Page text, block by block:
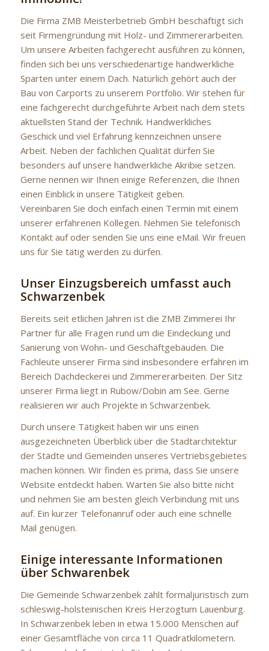
Die Firma ZMB Meisterbetrieb GmbH beschäftigt sich
seit Firmengründung mit Holz- und Zimmererarbeiten.
Um unsere Arbeiten fachgerecht ausführen zu können,
finden sich bei uns verschiedenartige handwerkliche
Sparten unter einem Dach. Natürlich gehört auch der
Bau von Carports zu unserem Portfolio. Wir stehen für
eine fachgerecht durchgeführte Arbeit nach dem stets
aktuellsten Stand der Technik. Handwerkliches
Geschick und viel Erfahrung kennzeichnen unsere
Arbeit. Neben der fachlichen Qualität dürfen Sie
besonders auf unsere handwerkliche Akribie setzen.
Gerne nennen wir Ihnen einige Referenzen, die Ihnen
einen Einblick in unsere Tätigkeit geben.
Vereinbaren Sie doch einfach einen Termin mit einem
unserer erfahrenen Kollegen. Nehmen Sie telefonisch
Kontakt auf oder senden Sie uns eine eMail. Wir freuen
uns für Sie tätig werden zu dürfen.
Unser Einzugsbereich umfasst auch
Schwarzenbek
Bereits seit etlichen Jahren ist die ZMB Zimmerei Ihr
Partner für alle Fragen rund um die Eindeckung und
Sanierung von Wohn- und Geschäftgebäuden. Die
Fachleute unserer Firma sind insbesondere erfahren im
Bereich Dachdeckerei und Zimmererarbeiten. Der Sitz
unserer Firma liegt in Rubow/Dobin am See. Gerne
realisieren wir auch Projekte in Schwarzenbek.
Durch unsere Tätigkeit haben wir uns einen
ausgezeichneten Überblick über die Stadtarchitektur
der Städte und Gemeinden unseres Vertriebsgebietes
machen können. Wir finden es prima, dass Sie unsere
Website entdeckt haben. Warten Sie also bitte nicht
und nehmen Sie am besten gleich Verbindung mit uns
auf. Ein kurzer Telefonanruf oder auch eine schnelle
Mail genügen.
Einige interessante Informationen
über Schwarenbek
Die Gemeinde Schwarzenbek zählt formaljuristisch zum
schleswig-holsteinischen Kreis Herzogtum Lauenburg.
In Schwarzenbek leben in etwa 15.000 Menschen auf
einer Gesamtfläche von circa 11 Quadratkilometern.